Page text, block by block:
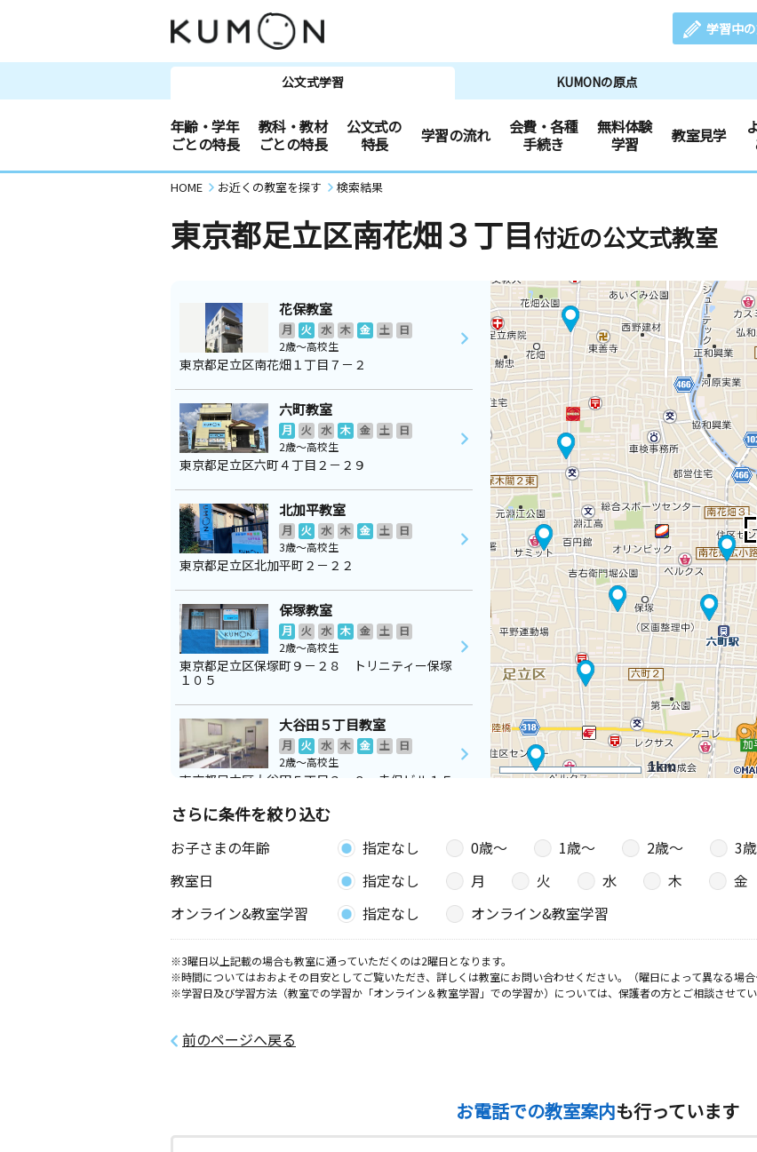
学習中
公文式学習 KUMONの原点
年齢・学年
ごとの特長
教科・教材
ごとの特長
公文式の
特長
学習の流れ
会費・各種
手続き
無料体験
学習
教室見学
HOME お近くの教室を探す 検索結果
東京都足立区南花畑３丁目付近の公文式教室
1km
花保教室
月 火 水 木 金 土
日
2歳～高校生
東京都足立区南花畑１丁目７－２
六町教室
月 火 水 木 金 土
日
2歳～高校生
東京都足立区六町４丁目２－２９
北加平教室
月 火 水 木 金 土
日
3歳～高校生
東京都足立区北加平町２－２２
保塚教室
月 火 水 木 金 土
日
2歳～高校生
東京都足立区保塚町９－２８ トリニティー保塚
１０５
大谷田５丁目教室
月 火 水 木 金 土
日
2歳～高校生
東京都足立区大谷田５丁目３－８ 幸保ビル１Ｆ
保木間３丁目教室
木 金 土 日
東京都足立区保木間３丁目３２－１３－１０２
一ツ家３丁目教室
3歳～高校生
東京都足立区一ツ家３丁目２７－１７ １Ｆ
月
北綾瀬教室
さらに条件を絞り込む
お子さまの年齢 指定なし 0歳〜 1歳〜 2歳〜 3
教室日
指定なし 月 火 水 木 金
オンライン&教室学習
指定なし オンライン&教室学習
※3曜日以上記載の場合も教室に通っていただくのは2曜日となります。
※時間についてはおおよその目安としてご覧いただき、詳しくは教室にお問い合わせください。（曜日によって異なる場
※学習日及び学習方法（教室での学習か「オンライン＆教室学習」での学習か）については、保護者の方とご相談させてい
前のページへ戻る
お電話での教室案内も行っています